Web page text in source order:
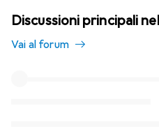
Discussioni principali
Vai al forum